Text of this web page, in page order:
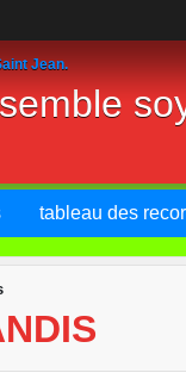
Jean.
tableau des